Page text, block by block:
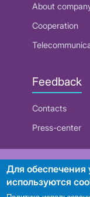
About
Cooperation
Feedback
Contacts
Press-center
RUE "Beltelecom"
Для обеспечения
используются